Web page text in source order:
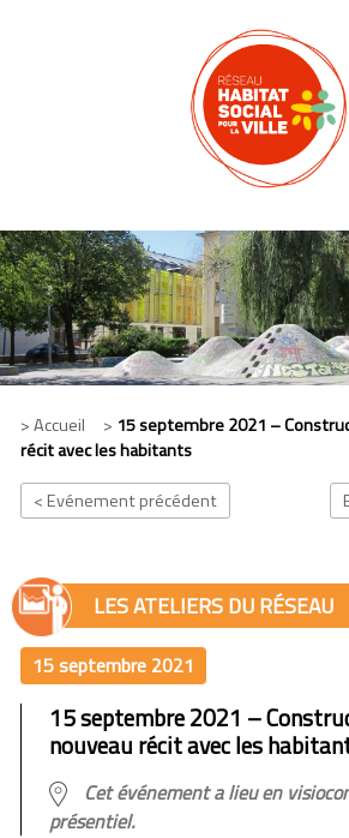
> Accueil > 15 septembre 2021 –
récit avec les habitants
< Evénement précédent
LES ATELIERS DU RÉSEAU
15 septembre 2021
15 septembre 2021 –
nouveau récit avec les
Cet événement a lieu en
présentiel.